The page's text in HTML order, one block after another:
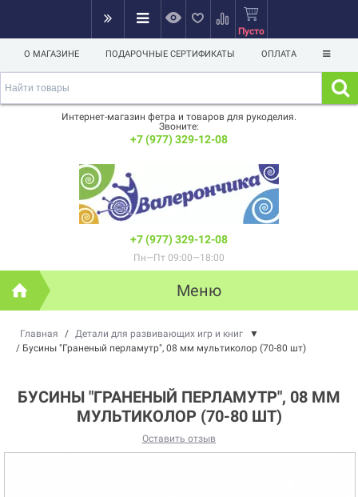
Пусто
О МАГАЗИНЕ ПОДАРОЧНЫЕ СЕРТИФИКАТЫ ОПЛАТА
Интернет-магазин фетра и товаров для рукоделия.
Звоните:
+7 (977) 329-12-08
+7 (977) 329-12-08
Пн—Пт 09:00—18:00
Меню
Главная / Детали для развивающих игр и книг
▼
/ Бусины "Граненый перламутр", 08 мм мультиколор (70-80 шт)
БУСИНЫ "ГРАНЕНЫЙ ПЕРЛАМУТР", 08 ММ
МУЛЬТИКОЛОР (70-80 ШТ)
Оставить отзыв